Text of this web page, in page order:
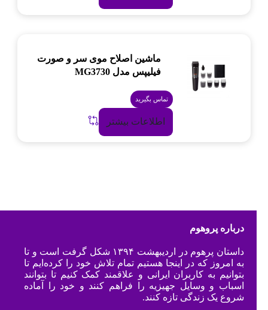
ماشین اصلاح موی سر و صورت
فیلیپس مدل MG3730
تماس بگیرید
اطلاعات بیشتر
درباره پروهوم
داستان پرهوم در اردیبهشت ۱۳۹۴ شکل گرفت است و تا
به امروز که در اینجا هستیم تمام تلاش خود را کرده‌ایم تا
بتوانیم به کاربران ایرانی و علاقمند کمک کنیم تا بتوانند
اسباب و وسایل جهیزیه را فراهم کنند و خود را آماده
شروع یک زندگی تازه کنند.